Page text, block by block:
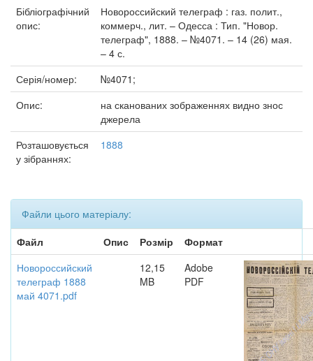
Бібліографічний
опис:
Новороссийский телеграф : газ. полит.,
коммерч., лит. – Одесса : Тип. "Новор.
телеграф", 1888. – №4071. – 14 (26) мая.
– 4 с.
Серія/номер:
№4071;
Опис:
на сканованих зображеннях видно знос
джерела
Розташовується
у зібраннях:
1888
Файли цього матеріалу:
Файл
Опис Розмір
Формат
Новороссийский
телеграф 1888
май 4071.pdf
12,15
MB
Adobe
PDF